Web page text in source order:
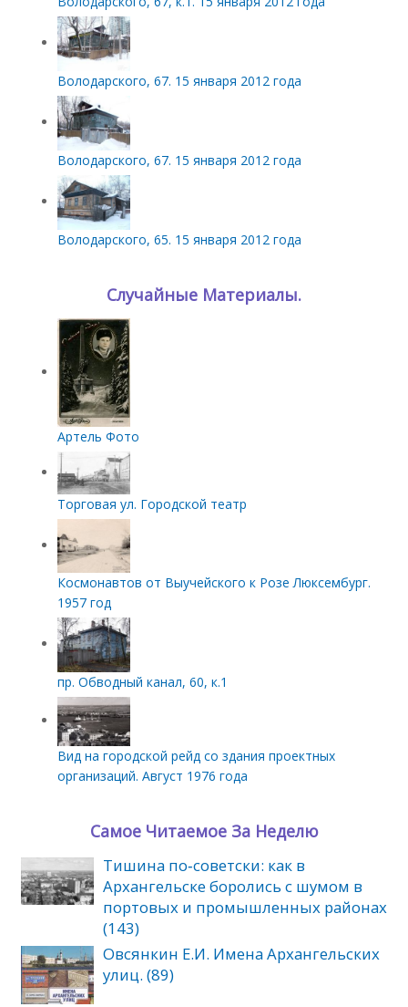
Володарского, 67. 15 января 2012 года
Володарского, 67. 15 января 2012 года
Володарского, 65. 15 января 2012 года
Случайные Материалы.
Артель Фото
Торговая ул. Городской театр
Космонавтов от Выучейского к Розе Люксембург.
1957 год
пр. Обводный канал, 60, к.1
Вид на городской рейд со здания проектных
организаций. Август 1976 года
Самое Читаемое За Неделю
Тишина по‑советски: как в
Архангельске боролись с шумом в
портовых и промышленных районах
(143)
Овсянкин Е.И. Имена Архангельских
улиц. (89)